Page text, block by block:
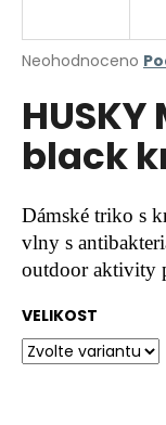
Průměrné
produktu
je
0,0
hvězdiček.
Neohodnoceno
HUSKY
black
Dámské triko s
vlny s
outdoor aktivity
VELIKOST
j
t
?
D
o